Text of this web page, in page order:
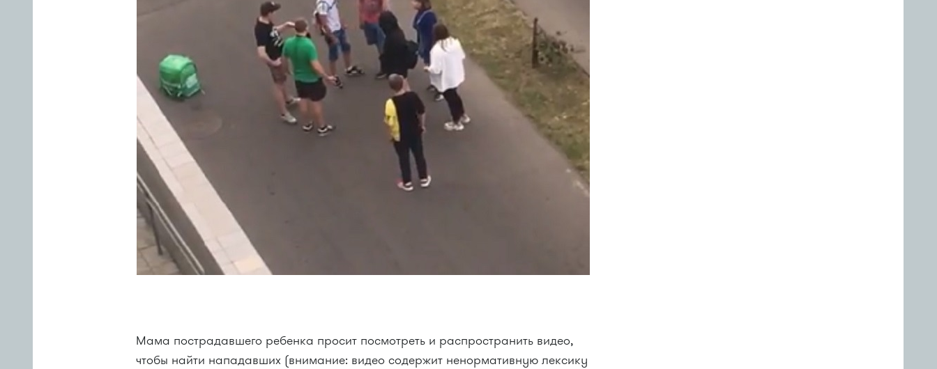
Мама пострадавшего ребенка просит посмотреть и распространить видео,
чтобы найти нападавших (внимание: видео содержит ненормативную лексику